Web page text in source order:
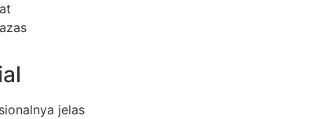
jelas